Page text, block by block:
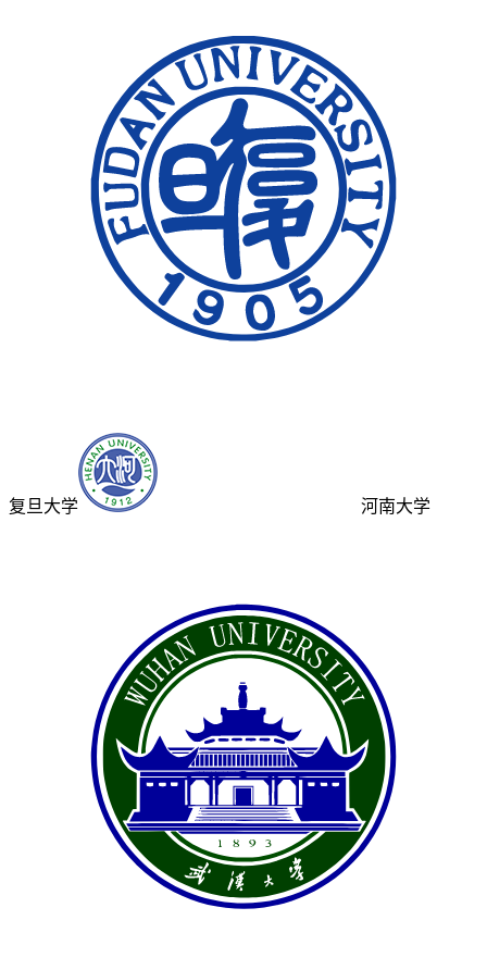
复旦大学 河南大学